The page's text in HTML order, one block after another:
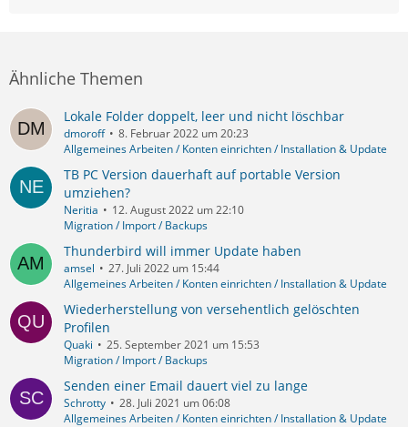
Ähnliche Themen
Lokale Folder doppelt, leer und nicht löschbar
dmoroff
8. Februar 2022 um 20:23
Allgemeines Arbeiten / Konten einrichten / Installation & Update
TB PC Version dauerhaft auf portable Version
umziehen?
Neritia
12. August 2022 um 22:10
Migration / Import / Backups
Thunderbird will immer Update haben
amsel
27. Juli 2022 um 15:44
Allgemeines Arbeiten / Konten einrichten / Installation & Update
Wiederherstellung von versehentlich gelöschten
Profilen
Quaki
25. September 2021 um 15:53
Migration / Import / Backups
Senden einer Email dauert viel zu lange
Schrotty
28. Juli 2021 um 06:08
Allgemeines Arbeiten / Konten einrichten / Installation & Update